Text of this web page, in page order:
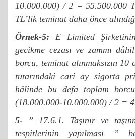
10.000.000) / 2 = 55.500.000
TL’lik teminat daha önce
Örnek-5: E Limited
gecikme cezası ve zammı
borcu, teminat alınmaksızın
tutarındaki cari ay sigorta
hâlinde bu defa toplam
(18.000.000-10.000.000) / 2 =
5- ” 17.6.1. Taşınır ve
tespitlerinin yapılması ”